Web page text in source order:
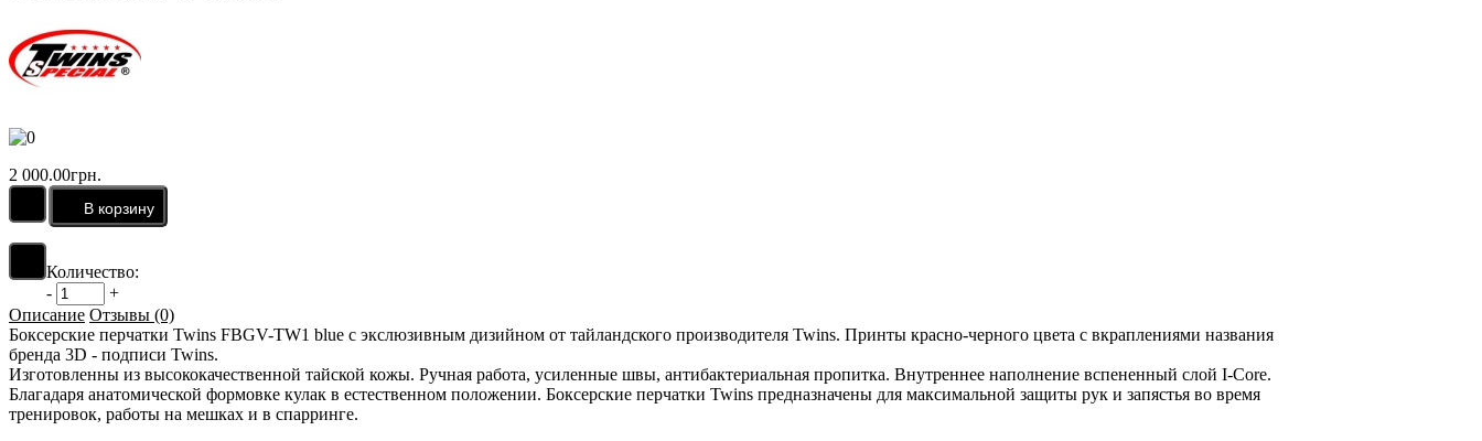
2 000.00грн.
Количество:
-
+
Описание Отзывы (0)
Боксерские перчатки Twins FBGV-TW1 blue с экслюзивным дизийном от тайландского производителя Twins. Принты красно-черного цвета с вкраплениями названия
бренда 3D - подписи Twins.
Изготовленны из высококачественной тайской кожы. Ручная работа, усиленные швы, антибактериальная пропитка. Внутреннее наполнение вспененный слой I-Core.
Благадаря анатомической формовке кулак в естественном положении. Боксерские перчатки Twins предназначены для максимальной защиты рук и запястья во время
тренировок, работы на мешках и в спарринге.